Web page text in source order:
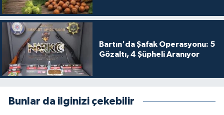
Bartın'da Şafak Operasyonu: 5
Gözaltı, 4 Şüpheli Aranıyor
Bunlar da ilginizi çekebilir